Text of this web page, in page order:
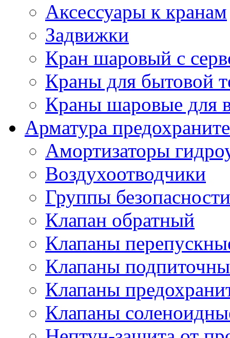
Аксессуары к кранам
Задвижки
Кран шаровый с
Краны для бытовой
Краны шаровые для
Арматура
Амортизаторы
Воздухоотводчики
Группы безопасности
Клапан обратный
Клапаны
Клапаны
Клапаны
Клапаны